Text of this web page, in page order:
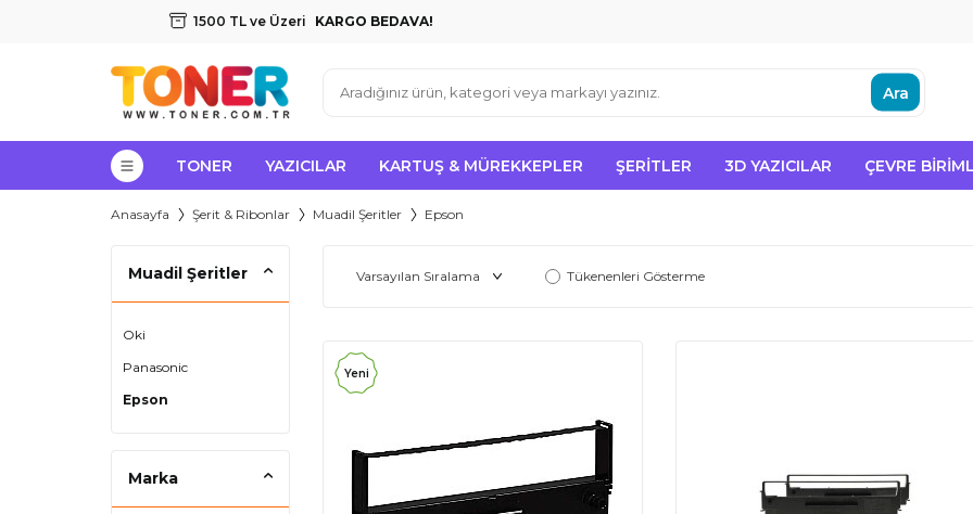
1500 TL ve Üzeri KARGO BEDAVA!
Ara
TONER YAZICILAR KARTUŞ & MÜREKKEPLER ŞERITLER 3D YAZICILAR ÇEVRE
Anasayfa Şerit & Ribonlar Muadil Şeritler Epson
Muadil Şeritler
Oki
Panasonic
Epson
Marka
Tükenenleri Gösterme
Yeni